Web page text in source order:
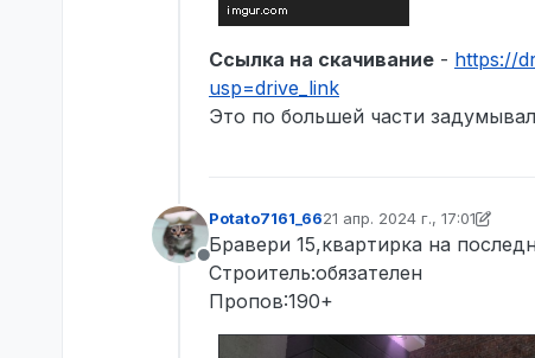
Ссылка на скачивание - https://
usp=drive_link
Это по большей части
Не в сети
Potato7161_6621 апр. 2024 г., 17:01
отредактировано
Бравери 15,квартирка на
Cтроитель:обязателен
Пропов:190+